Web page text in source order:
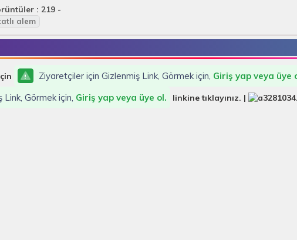
: 219 -
alem
Ziyaretçiler için Gizlenmiş Link, Görmek için, Giriş yap veya üye
Görmek için, Giriş yap veya üye ol. linkine tıklayınız. |